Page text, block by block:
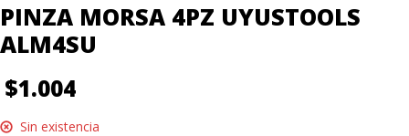
PINZA MORSA 4PZ UYUSTOOLS
ALM4SU
$1.004
Sin existencia